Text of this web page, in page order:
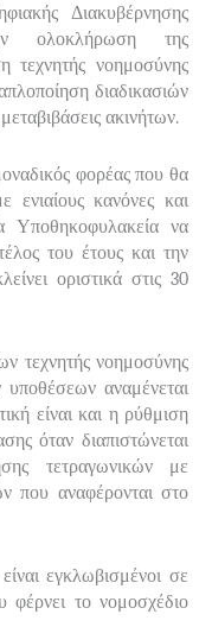
Διακυβέρνησης
ολοκλήρωση της
τεχνητής νοημοσύνης
διαδικασιών
ακινήτων.
φορέας που θα
ενιαίους κανόνες και
Υποθηκοφυλακεία να
του έτους και την
οριστικά στις 30
τεχνητής νοημοσύνης
αναμένεται
είναι και η ρύθμιση
όταν διαπιστώνεται
τετραγωνικών με
που αναφέρονται στο
εγκλωβισμένοι σε
φέρνει το νομοσχέδιο